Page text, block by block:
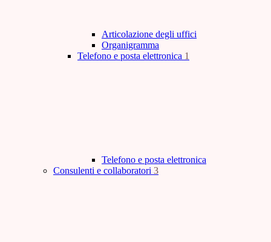
Articolazione degli uffici
Organigramma
Telefono e posta elettronica 1
Telefono e posta elettronica
Consulenti e collaboratori 3